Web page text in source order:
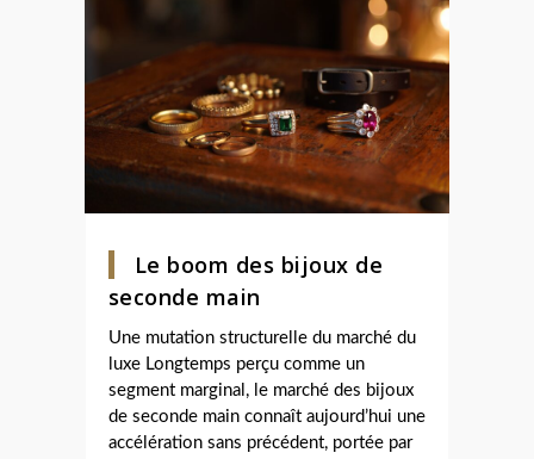
Le boom des bijoux de
seconde main
Une mutation structurelle du marché du
luxe Longtemps perçu comme un
segment marginal, le marché des bijoux
de seconde main connaît aujourd’hui une
accélération sans précédent, portée par